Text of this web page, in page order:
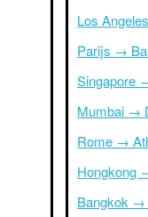
Los
Parijs →
Singapore
Mumbai →
Rome →
Hongkong
Bangkok →